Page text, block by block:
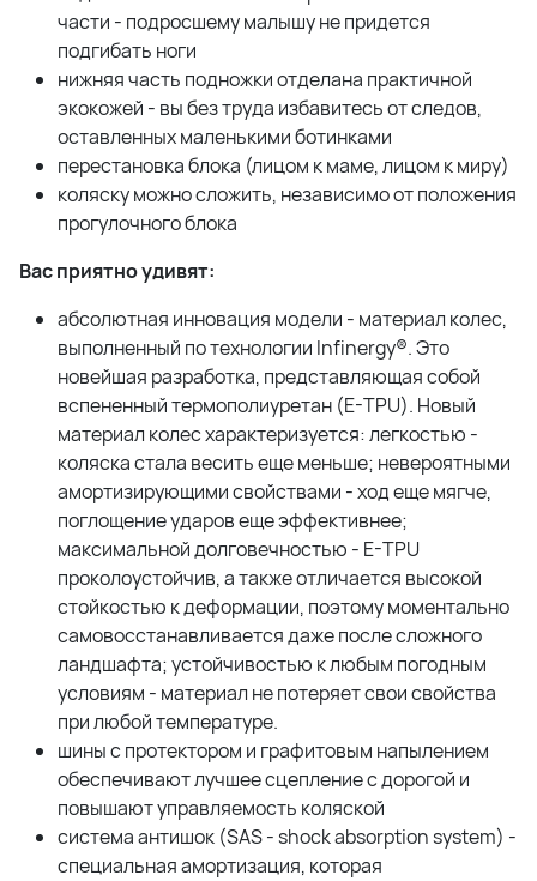
части - подросшему малышу не придется
подгибать ноги
нижняя часть подножки отделана практичной
экокожей - вы без труда избавитесь от следов,
оставленных маленькими ботинками
перестановка блока (лицом к маме, лицом к миру)
коляску можно сложить, независимо от положения
прогулочного блока
Вас приятно удивят:
абсолютная инновация модели - материал колес,
выполненный по технологии Infinergy®. Это
новейшая разработка, представляющая собой
вспененный термополиуретан (E-TPU). Новый
материал колес характеризуется: легкостью -
коляска стала весить еще меньше; невероятными
амортизирующими свойствами - ход еще мягче,
поглощение ударов еще эффективнее;
максимальной долговечностью - E-TPU
проколоустойчив, а также отличается высокой
стойкостью к деформации, поэтому моментально
самовосстанавливается даже после сложного
ландшафта; устойчивостью к любым погодным
условиям - материал не потеряет свои свойства
при любой температуре.
шины с протектором и графитовым напылением
обеспечивают лучшее сцепление с дорогой и
повышают управляемость коляской
система антишок (SAS - shock absorption system) -
специальная амортизация, которая